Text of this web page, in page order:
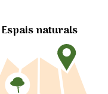
Espais naturals